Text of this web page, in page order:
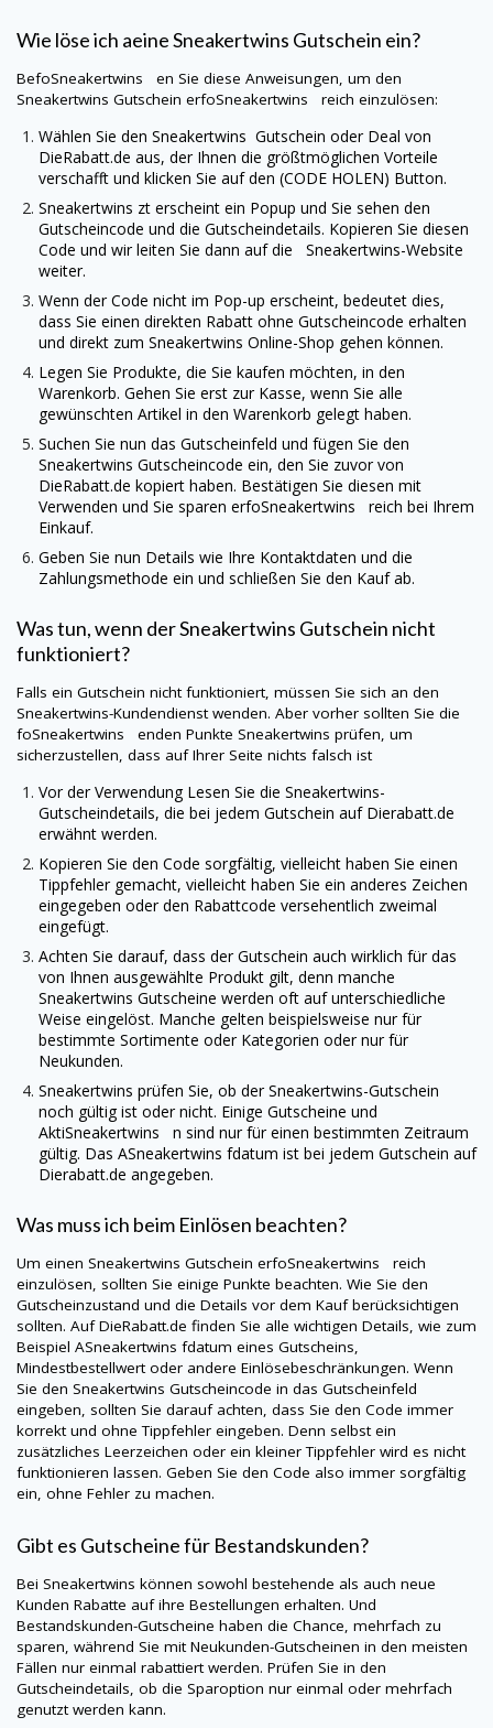
Wie löse ich aeineSneakertwins Gutschein ein?
BefoSneakertwins en Sie diese Anweisungen, um den
Sneakertwins Gutschein erfoSneakertwins reich einzulösen:
Wählen Sie den Sneakertwins Gutschein oder Deal von
DieRabatt.de aus, der Ihnen die größtmöglichen Vorteile
verschafft und klicken Sie auf den (CODE HOLEN) Button.
Sneakertwins zt erscheint ein Popup und Sie sehen den
Gutscheincode und die Gutscheindetails. Kopieren Sie diesen
Code und wir leiten Sie dann auf die Sneakertwins-Website
weiter.
Wenn der Code nicht im Pop-up erscheint, bedeutet dies,
dass Sie einen direkten Rabatt ohne Gutscheincode erhalten
und direkt zum Sneakertwins Online-Shop gehen können.
Legen Sie Produkte, die Sie kaufen möchten, in den
Warenkorb. Gehen Sie erst zur Kasse, wenn Sie alle
gewünschten Artikel in den Warenkorb gelegt haben.
Suchen Sie nun das Gutscheinfeld und fügen Sie den
Sneakertwins Gutscheincode ein, den Sie zuvor von
DieRabatt.de kopiert haben. Bestätigen Sie diesen mit
Verwenden und Sie sparen erfoSneakertwins reich bei Ihrem
Einkauf.
Geben Sie nun Details wie Ihre Kontaktdaten und die
Zahlungsmethode ein und schließen Sie den Kauf ab.
Was tun, wenn derSneakertwins Gutschein nicht
funktioniert?
Falls ein Gutschein nicht funktioniert, müssen Sie sich an den
Sneakertwins-Kundendienst wenden. Aber vorher sollten Sie die
foSneakertwins enden Punkte Sneakertwins prüfen, um
sicherzustellen, dass auf Ihrer Seite nichts falsch ist
Vor der Verwendung Lesen Sie die Sneakertwins-
Gutscheindetails, die bei jedem Gutschein aufDierabatt.de
erwähnt werden.
Kopieren Sie den Code sorgfältig, vielleicht haben Sie einen
Tippfehler gemacht, vielleicht haben Sie ein anderes Zeichen
eingegeben oder den Rabattcode versehentlich zweimal
eingefügt.
Achten Sie darauf, dass der Gutschein auch wirklich für das
von Ihnen ausgewählte Produkt gilt, denn manche
Sneakertwins Gutscheine werden oft auf unterschiedliche
Weise eingelöst. Manche gelten beispielsweise nur für
bestimmte Sortimente oder Kategorien oder nur für
Neukunden.
Sneakertwins prüfen Sie, ob derSneakertwins-Gutschein
noch gültig ist oder nicht. Einige Gutscheine und
AktiSneakertwins n sind nur für einen bestimmten Zeitraum
gültig. Das ASneakertwins fdatum ist bei jedem Gutschein auf
Dierabatt.de angegeben.
Was muss ich beim Einlösen beachten?
Um einen Sneakertwins Gutschein erfoSneakertwins reich
einzulösen, sollten Sie einige Punkte beachten. Wie Sie den
Gutscheinzustand und die Details vor dem Kauf berücksichtigen
sollten. AufDieRabatt.de finden Sie alle wichtigen Details, wie zum
Beispiel ASneakertwins fdatum eines Gutscheins,
Mindestbestellwert oder andere Einlösebeschränkungen. Wenn
Sie den Sneakertwins Gutscheincode in das Gutscheinfeld
eingeben, sollten Sie darauf achten, dass Sie den Code immer
korrekt und ohne Tippfehler eingeben. Denn selbst ein
zusätzliches Leerzeichen oder ein kleiner Tippfehler wird es nicht
funktionieren lassen. Geben Sie den Code also immer sorgfältig
ein, ohne Fehler zu machen.
Gibt es Gutscheine für Bestandskunden?
Bei Sneakertwins können sowohl bestehende als auch neue
Kunden Rabatte auf ihre Bestellungen erhalten. Und
Bestandskunden-Gutscheine haben die Chance, mehrfach zu
sparen, während Sie mit Neukunden-Gutscheinen in den meisten
Fällen nur einmal rabattiert werden. Prüfen Sie in den
Gutscheindetails, ob die Sparoption nur einmal oder mehrfach
genutzt werden kann.